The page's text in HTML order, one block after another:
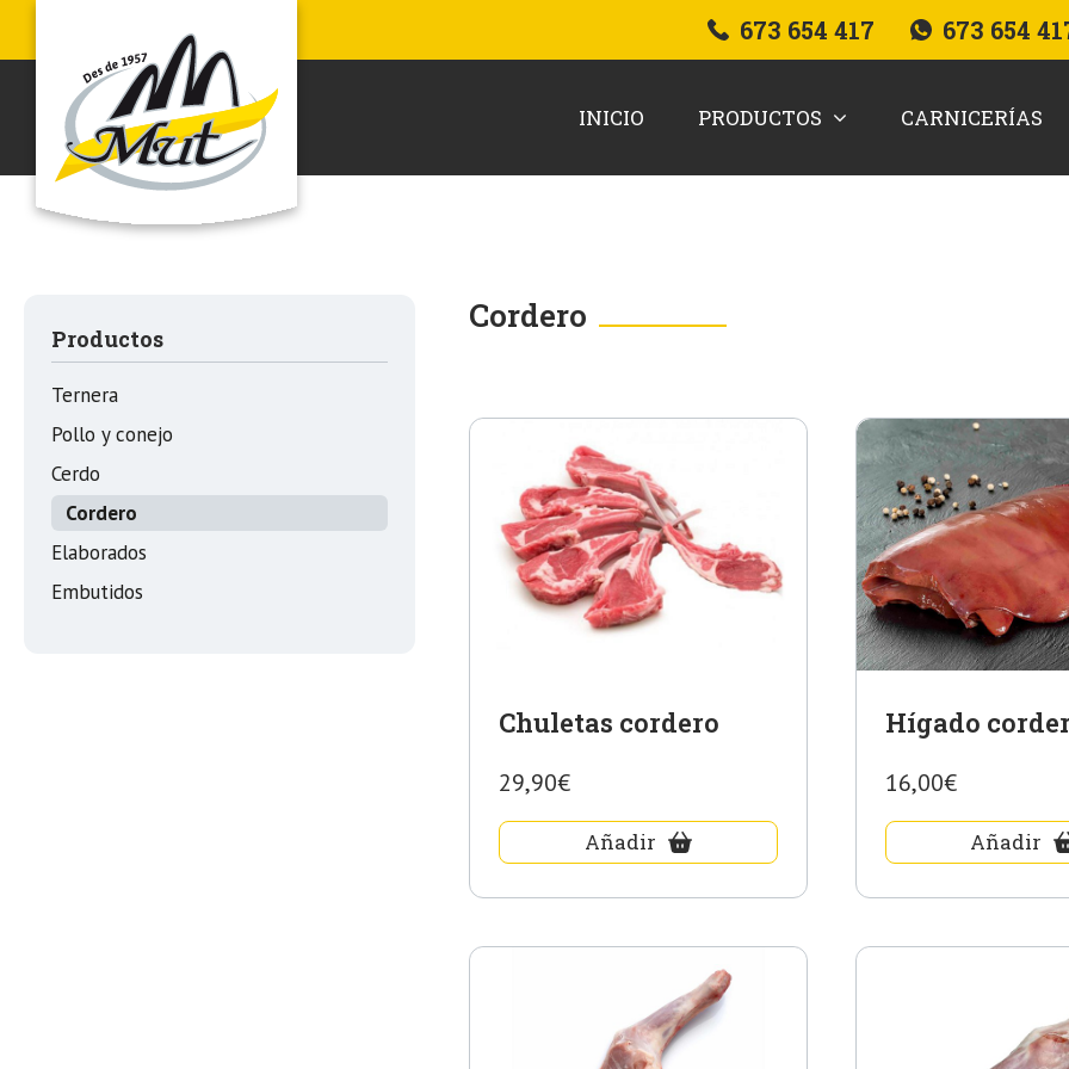
673 654 417 673 654
INICIO PRODUCTOS CARNICERÍAS
Productos
Ternera
Pollo y conejo
Cerdo
Cordero
Elaborados
Embutidos
Cordero
Chuletas cordero
29,90€
Añadir
Hígado
16,00€
Añadir